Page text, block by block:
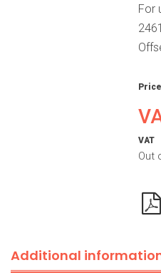
For
VAT
Out
Additional